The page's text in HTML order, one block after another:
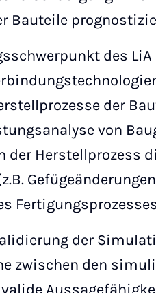
Bauteile
des
der
von
der Herstellprozess
der
zwischen den